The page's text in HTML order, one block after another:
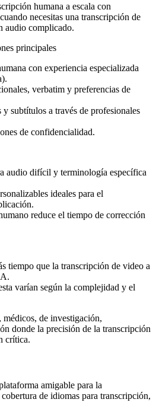
humana a escala con
necesitas una transcripción de
audio complicado.
principales
con experiencia especializada
verbatim y preferencias de
subtítulos a través de profesionales
de confidencialidad.
audio difícil y terminología específica
ideales para el
reduce el tiempo de corrección
tiempo que la transcripción de video a
varían según la complejidad y el
médicos, de investigación,
donde la precisión de la transcripción
crítica.
amigable para la
de idiomas para transcripción,